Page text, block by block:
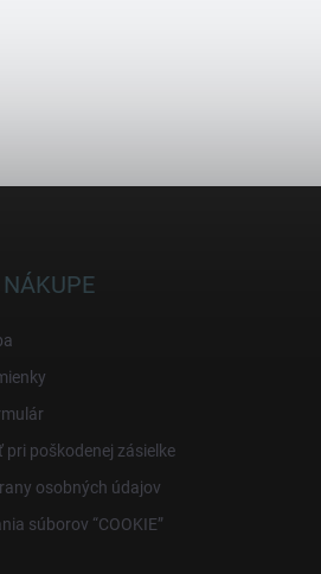
poškodenej zásielke
osobných údajov
súborov “COOKIE”